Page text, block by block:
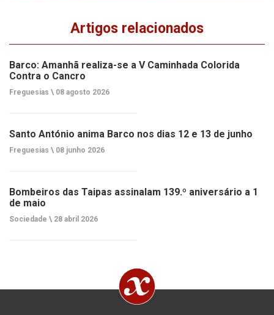
Artigos relacionados
Barco: Amanhã realiza-se a V Caminhada Colorida
Contra o Cancro
Freguesias \ 08 agosto 2026
Santo António anima Barco nos dias 12 e 13 de junho
Freguesias \ 08 junho 2026
Bombeiros das Taipas assinalam 139.º aniversário a 1
de maio
Sociedade \ 28 abril 2026